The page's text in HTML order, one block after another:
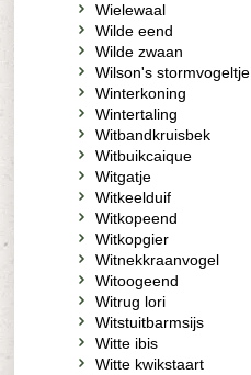
Wielewaal
Wilde eend
Wilde zwaan
Wilson's stormvogeltje
Winterkoning
Wintertaling
Witbandkruisbek
Witbuikcaique
Witgatje
Witkeelduif
Witkopeend
Witkopgier
Witnekkraanvogel
Witoogeend
Witrug lori
Witstuitbarmsijs
Witte ibis
Witte kwikstaart